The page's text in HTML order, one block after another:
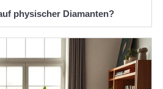
physischer Diamanten?